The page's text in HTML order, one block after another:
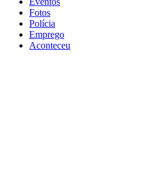
Fotos
Polícia
Emprego
Aconteceu